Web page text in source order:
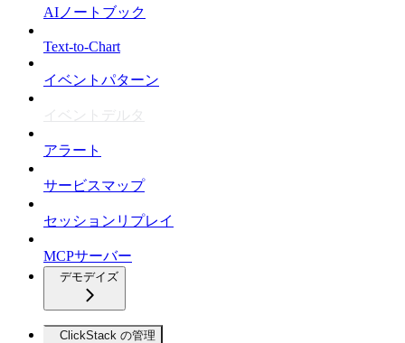
AIノートブック
Text-to-Chart
イベントパターン
イベントデルタ
アラート
サービスマップ
セッションリプレイ
MCPサーバー
デモデイズ
ClickStack の管理